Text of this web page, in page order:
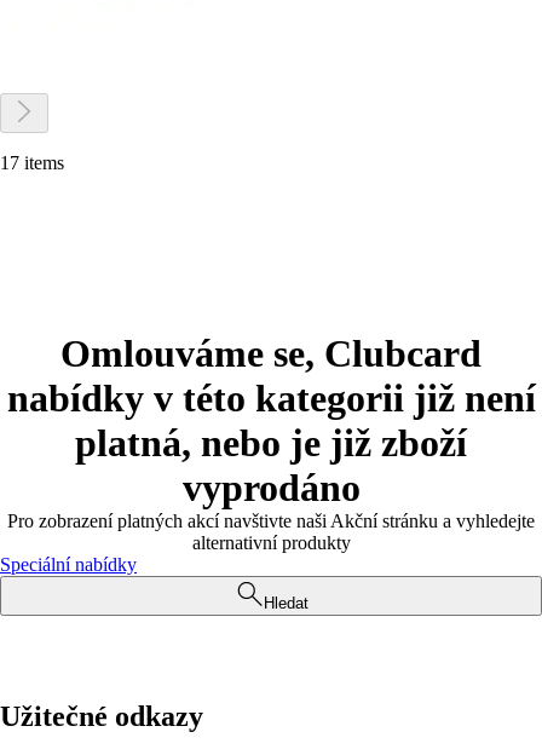
17 items
Omlouváme se, Clubcard
nabídky v této kategorii již není
platná, nebo je již zboží
vyprodáno
Pro zobrazení platných akcí navštivte naši Akční stránku a vyhledejte
alternativní produkty
Speciální nabídky
Hledat
Užitečné odkazy